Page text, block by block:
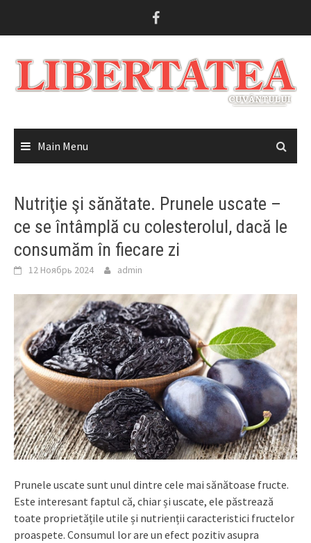
Main Menu
Nutriţie şi sănătate. Prunele uscate –
ce se întâmplă cu colesterolul, dacă le
consumăm în fiecare zi
12 Ноябрь 2024 admin
Prunele uscate sunt unul dintre cele mai sănătoase fructe.
Este interesant faptul că, chiar și uscate, ele păstrează
toate proprietățile utile și nutrienții caracteristici fructelor
proaspete. Consumul lor are un efect pozitiv asupra